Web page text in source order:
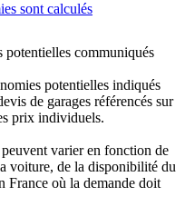
sont calculés
communiqués
potentielles indiqués
de garages référencés sur
prix individuels.
varier en fonction de
voiture, de la disponibilité du
France où la demande doit